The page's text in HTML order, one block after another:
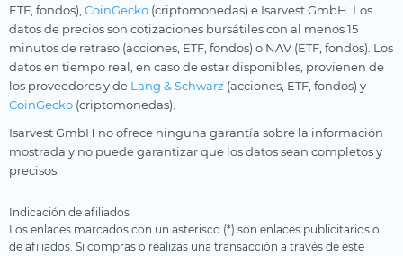
ETF, fondos), CoinGecko (criptomonedas) e Isarvest GmbH. Los
datos de precios son cotizaciones bursátiles con al menos 15
minutos de retraso (acciones, ETF, fondos) o NAV (ETF, fondos). Los
datos en tiempo real, en caso de estar disponibles, provienen de
los proveedores y de Lang & Schwarz (acciones, ETF, fondos) y
CoinGecko (criptomonedas).
Isarvest GmbH no ofrece ninguna garantía sobre la información
mostrada y no puede garantizar que los datos sean completos y
precisos.
Indicación de afiliados
Los enlaces marcados con un asterisco (*) son enlaces publicitarios o
de afiliados. Si compras o realizas una transacción a través de este